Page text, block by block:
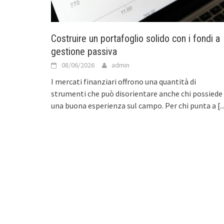
Costruire un portafoglio solido con i fondi a
gestione passiva
08/06/2026 admin
I mercati finanziari offrono una quantità di
strumenti che può disorientare anche chi possiede
una buona esperienza sul campo. Per chi punta a